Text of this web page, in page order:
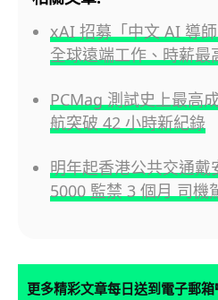
xAI 招募「中文 AI 導
全球遠端工作、時薪最
PCMag 測試史上最高
航突破 42 小時新紀錄
明年起香港公共交通戴
5000 監禁 3 個月 司機
更多精彩文章每日送到電子郵箱